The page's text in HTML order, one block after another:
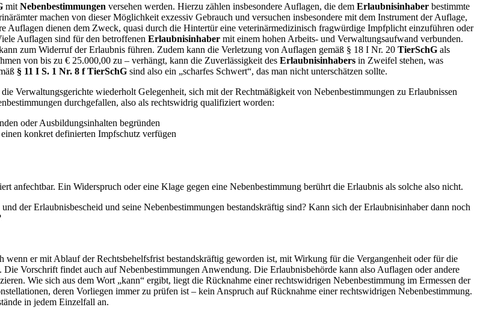
mit Nebenbestimmungen versehen werden. Hierzu zählen insbesondere Auflagen, die dem Erlaubnisinhaber bestimmte
machen von dieser Möglichkeit exzessiv Gebrauch und versuchen insbesondere mit dem Instrument der Auflage,
Auflagen dienen dem Zweck, quasi durch die Hintertür eine veterinärmedizinisch fragwürdige Impfplicht einzuführen oder
Auflagen sind für den betroffenen Erlaubnisinhaber mit einem hohen Arbeits- und Verwaltungsaufwand verbunden.
zum Widerruf der Erlaubnis führen. Zudem kann die Verletzung von Auflagen gemäß § 18 I Nr. 20 TierSchG als
von bis zu € 25.000,00 zu – verhängt, kann die Zuverlässigkeit des Erlaubnisinhabers in Zweifel stehen, was
§ 11 I S. 1 Nr. 8 f TierSchG sind also ein „scharfes Schwert“, das man nicht unterschätzen sollte.
die Verwaltungsgerichte wiederholt Gelegenheit, sich mit der Rechtmäßigkeit von Nebenbestimmungen zu Erlaubnissen
durchgefallen, also als rechtswidrig qualifiziert worden:
oder Ausbildungsinhalten begründen
konkret definierten Impfschutz verfügen
anfechtbar. Ein Widerspruch oder eine Klage gegen eine Nebenbestimmung berührt die Erlaubnis als solche also nicht.
der Erlaubnisbescheid und seine Nebenbestimmungen bestandskräftig sind? Kann sich der Erlaubnisinhaber dann noch
er mit Ablauf der Rechtsbehelfsfrist bestandskräftig geworden ist, mit Wirkung für die Vergangenheit oder für die
Vorschrift findet auch auf Nebenbestimmungen Anwendung. Die Erlaubnisbehörde kann also Auflagen oder andere
Wie sich aus dem Wort „kann“ ergibt, liegt die Rücknahme einer rechtswidrigen Nebenbestimmung im Ermessen der
deren Vorliegen immer zu prüfen ist – kein Anspruch auf Rücknahme einer rechtswidrigen Nebenbestimmung.
in jedem Einzelfall an.